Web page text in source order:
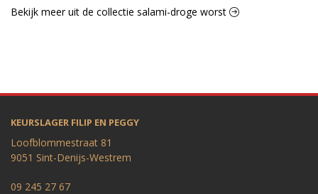
Bekijk meer uit de collectie salami-droge worst
KEURSLAGER FILIP EN PEGGY
Loofblommestraat 81
9051 Sint-Denijs-Westrem
09 245 27 67